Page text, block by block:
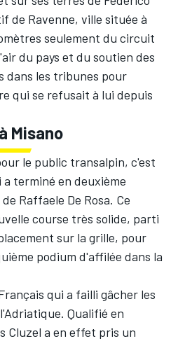
de Ravenne, ville située à
seulement du circuit
du pays et du soutien des
dans les tribunes pour
qui se refusait à lui depuis
Misano
le public transalpin, c'est
terminé en deuxième
Raffaele De Rosa. Ce
course très solide, parti
sur la grille, pour
podium d'affilée dans la
qui a failli gâcher les
Qualifié en
Cluzel a en effet pris un